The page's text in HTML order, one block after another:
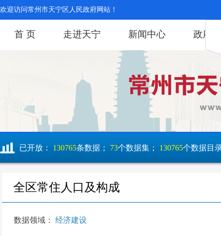
欢迎访问常州市天宁区人民政府网站！
首 页 走进天宁 新闻中心 政府
已开放： 130765条数据； 73个数据集； 130765个数据目
全区常住人口及构成
数据领域： 经济建设